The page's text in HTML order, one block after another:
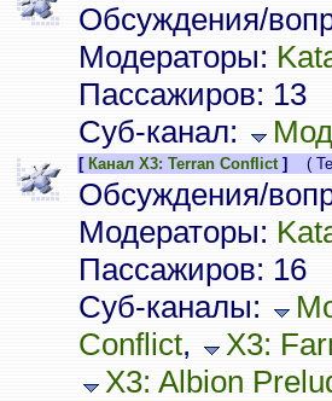
Обсуждения/
Модераторы:
Пассажиров: 13
Суб-канал:
[ Канал X3: Terran Conflict] (
Обсуждения/
Модераторы:
Пассажиров: 16
Суб-каналы:
Conflict, X3:
X3: Albion